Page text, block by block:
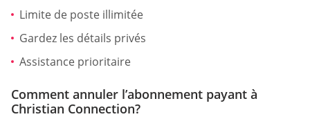
Limite de poste illimitée
Gardez les détails privés
Assistance prioritaire
Comment annuler l’abonnement payant à
Christian Connection?